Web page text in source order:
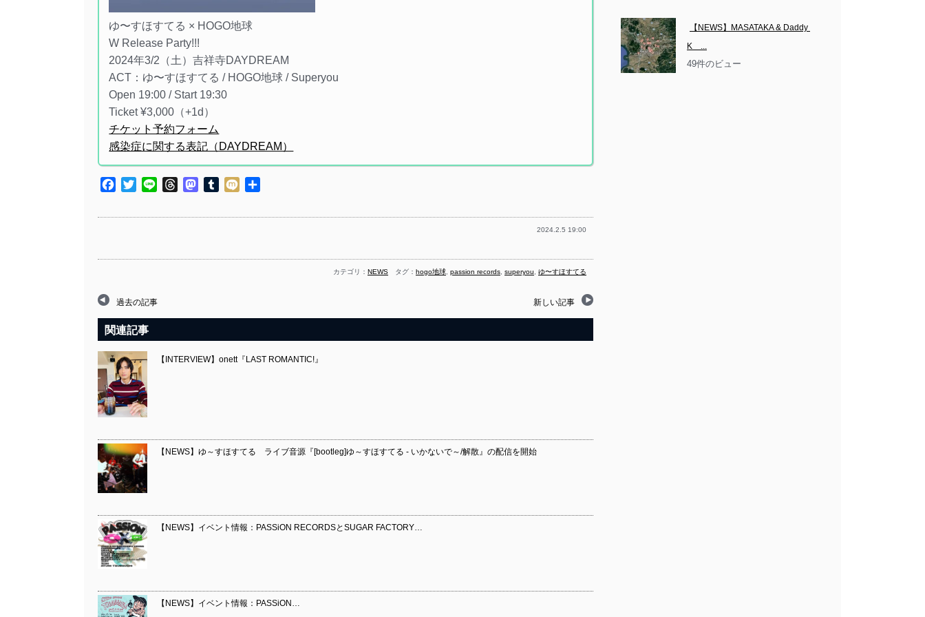
ゆ〜すほすてる × HOGO地球
W Release Party!!!
2024年3/2（土）吉祥寺DAYDREAM
ACT：ゆ〜すほすてる / HOGO地球 / Superyou
Open 19:00 / Start 19:30
Ticket ¥3,000（+1d）
チケット予約フォーム
感染症に関する表記（DAYDREAM）
Facebook
TwitterLine ThreadsMastodon
TumblrMixi
2024.2.5 19:00
カテゴリ： NEWS タグ： hogo地球, passion records, superyou, ゆ〜すほすてる
過去の記事 新しい記事
関連記事
【INTERVIEW】onett『LAST ROMANTIC!』
【NEWS】ゆ～すほすてる ライブ音源『[bootleg​]​ゆ～すほすてる - いかないで～​/​解散』の配信を開始
【NEWS】イベント情報：PASSiON RECORDSとSUGAR FACTORY…
【NEWS】イベント情報：PASSiON…
【NEWS】MASATAKA & Daddy
K　...
49件のビュー